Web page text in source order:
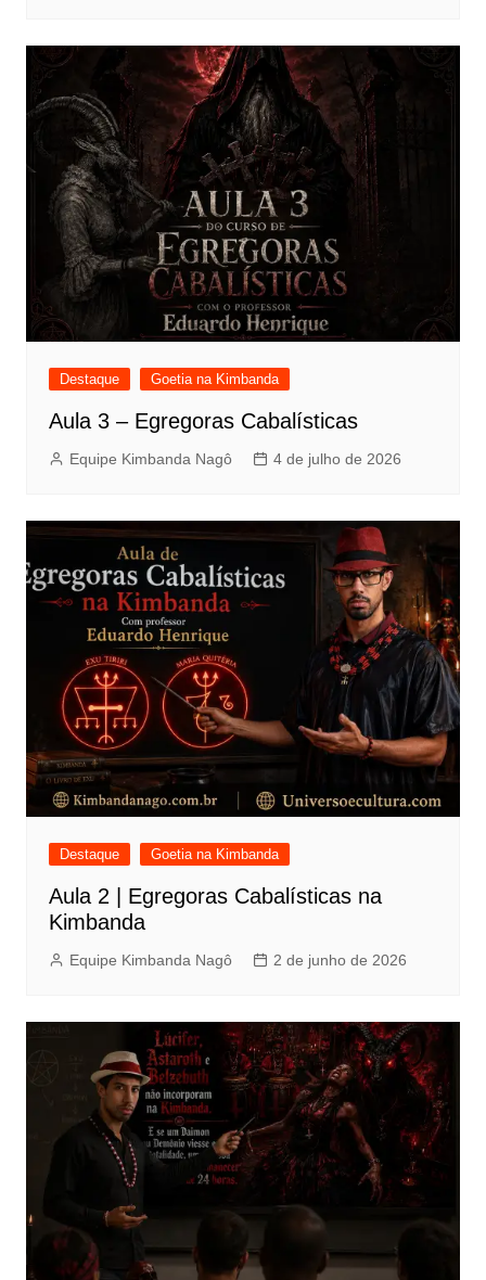
Destaque Goetia na Kimbanda
Aula 3 – Egregoras Cabalísticas
Equipe Kimbanda Nagô 4 de julho de 2026
Destaque Goetia na Kimbanda
Aula 2 | Egregoras Cabalísticas na
Kimbanda
Equipe Kimbanda Nagô 2 de junho de 2026